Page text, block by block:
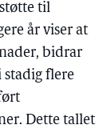
til
år viser at
bidrar
flere
Dette tallet